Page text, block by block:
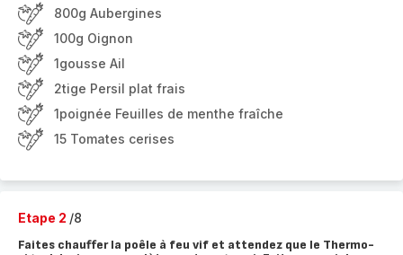
800g Aubergines
100g Oignon
1gousse Ail
2tige Persil plat frais
1poignée Feuilles de menthe fraîche
15 Tomates cerises
Etape 2 /8
Faites chauffer la poêle à feu vif et attendez que le Thermo-